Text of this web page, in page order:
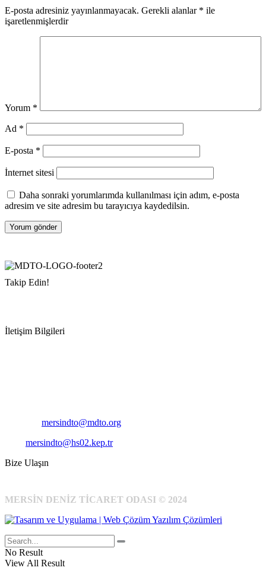
E-posta adresiniz yayınlanmayacak. Gerekli alanlar * ile
işaretlenmişlerdir
Yorum *
Ad *
E-posta *
İnternet sitesi
Daha sonraki yorumlarımda kullanılması için adım, e-posta
adresim ve site adresim bu tarayıcıya kaydedilsin.
Takip Edin!
İletişim Bilgileri
mersindto@mdto.org
mersindto@hs02.kep.tr
Bize Ulaşın
MERSİN DENİZ TİCARET ODASI © 2024
No Result
View All Result